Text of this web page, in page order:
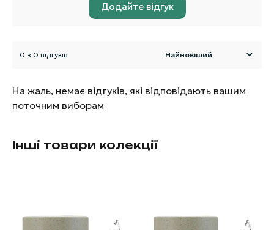
Додайте відгук
0 з 0 відгуків
На жаль, немає відгуків, які відповідають вашим
поточним виборам
Інші товари колекції